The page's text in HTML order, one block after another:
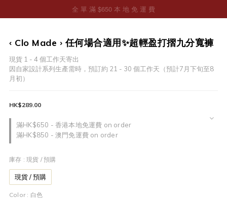
‹ Clo Made › 任何場合適用✨超輕盈打摺九分寬褲
現貨 1 - 4 個工作天寄出
因自家設計系列生產需時，預訂約 21 - 30 個工作天（預計7月下旬至8
月初）
滿HK$650 - 香港本地免運費 on order
滿HK$850 - 澳門免運費 on order
HK$289.00
庫存 : 現貨 / 預購
現貨 / 預購
Color : 白色